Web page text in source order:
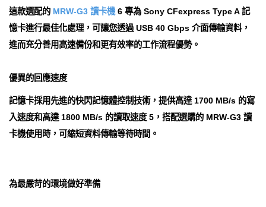
這款選配的 MRW-G3 讀卡機6 專為 Sony CFexpress Type A 記
憶卡進行最佳化處理，可讓您透過 USB 40 Gbps 介面傳輸資料，
進而充分善用高速備份和更有效率的工作流程優勢。
優異的回應速度
記憶卡採用先進的快閃記憶體控制技術，提供高達 1700 MB/s 的寫
入速度和高達 1800 MB/s 的讀取速度 5，搭配選購的 MRW-G3 讀
卡機使用時，可縮短資料傳輸等待時間。
為最嚴苛的環境做好準備